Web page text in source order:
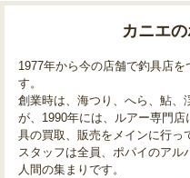
カニエ
1977年から今の店舗で釣具店
す。
創業時は、海つり、へら、鮎、
が、1990年には、ルアー専門
具の買取、販売をメインに行っ
スタッフは全員、ポパイのアル
人間の集まりです。